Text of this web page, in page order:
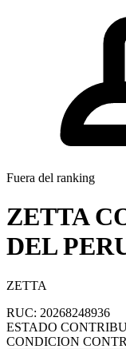
Fuera del ranking
ZETTA
DEL
ZETTA
RUC: 20268248936
ESTADO
CONDICION